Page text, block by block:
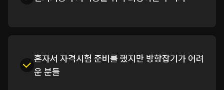
혼자서 자격시험 준비를 했지만 방향잡기가 어려
운 분들